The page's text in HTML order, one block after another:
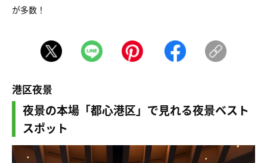
が多数！
港区夜景
夜景の本場「都心港区」で見れる夜景ベスト
スポット